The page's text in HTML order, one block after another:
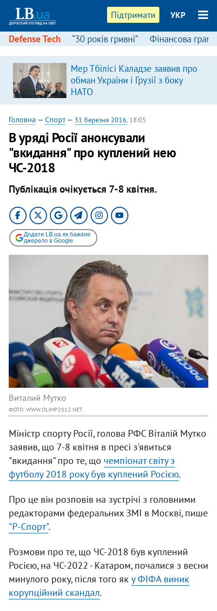
Підтримати УКР
Defense Tech “30 років гривні” Фінансова
Мер Тбілісі Каладзе заявив про
обман України і Грузії з боку
НАТО
Головна — Спорт— 31 березня 2016, 18:05
В уряді Росії анонсували
"вкидання" про куплений нею
ЧС-2018
Публікація очікується 7-8 квітня.
Додати LB.ua як бажане
джерело в Google
Виталий Мутко
ФОТО: WWW.OLIMP2012.NET
Міністр спорту Росії, голова РФС Віталій Мутко
заявив, що 7-8 квітня в пресі з'явиться
"вкидання" про те, що чемпіонат світу з
футболу 2018 року був куплений Росією.
Про це він розповів на зустрічі з головними
редакторами федеральних ЗМІ в Москві, пише
"Р-Спорт".
Розмови про те, що ЧС-2018 був куплений
Росією, на ЧС-2022 - Катаром, почалися з весни
минулого року, після того як у ФІФА виник
корупційний скандал.